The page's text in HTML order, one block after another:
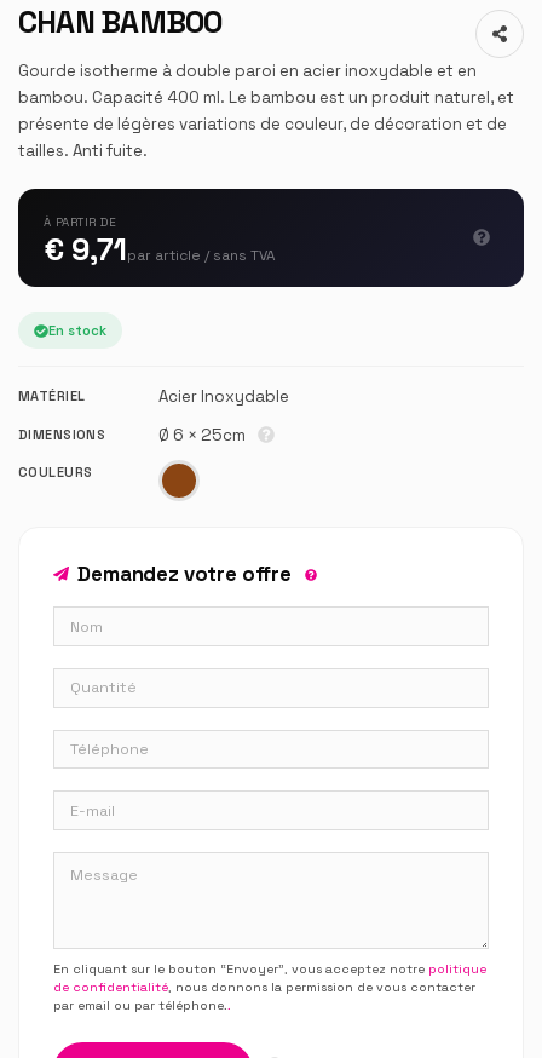
CHAN BAMBOO
Gourde isotherme à double paroi en acier inoxydable et en
bambou. Capacité 400 ml. Le bambou est un produit naturel, et
présente de légères variations de couleur, de décoration et de
tailles. Anti fuite.
À PARTIR DE
€ 9,71par article / sans TVA
En stock
MATÉRIEL Acier Inoxydable
DIMENSIONS Ø 6 × 25cm
COULEURS
Demandez votre offre
En cliquant sur le bouton “Envoyer”, vous acceptez notre politique
de confidentialité, nous donnons la permission de vous contacter
par email ou par téléphone..